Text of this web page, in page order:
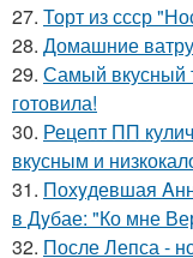
27. Торт из ссср
28. Домашние
29. Самый вкусный
готовила!
30. Рецепт ПП
вкусным и
31. Похyдевшая
в Дyбае: "Ко мне
32. После Лепса -